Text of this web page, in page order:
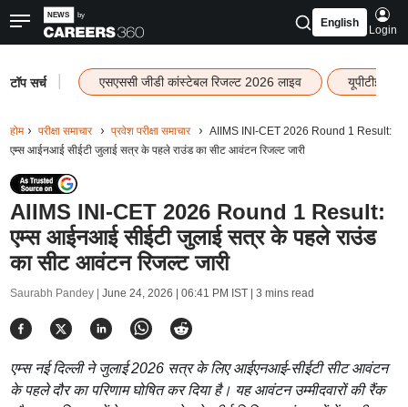
English
Login
टॉप सर्च एसएससी जीडी कांस्टेबल रिजल्ट 2026 लाइव यूपीटीईटी
होम परीक्षा समाचार प्रवेश परीक्षा समाचार
AIIMS INI-CET 2026 Round 1 Result:
एम्स आईनआई सीईटी जुलाई सत्र के पहले राउंड का सीट आवंटन रिजल्ट जारी
AIIMS INI-CET 2026 Round 1 Result:
एम्स आईनआई सीईटी जुलाई सत्र के पहले राउंड
का सीट आवंटन रिजल्ट जारी
Saurabh Pandey | June 24, 2026 | 06:41 PM IST| 3 mins read
एम्स नई दिल्ली ने जुलाई 2026 सत्र के लिए आईएनआई-सीईटी सीट आवंटन
के पहले दौर का परिणाम घोषित कर दिया है। यह आवंटन उम्मीदवारों की रैंक